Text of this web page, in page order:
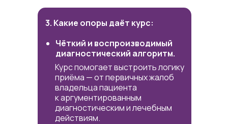
3. Какие опоры даёт курс:
Чёткий и воспроизводимый
диагностический алгоритм.
Курс помогает выстроить логику
приёма — от первичных жалоб
владельца пациента
к аргументированным
диагностическим и лечебным
действиям.